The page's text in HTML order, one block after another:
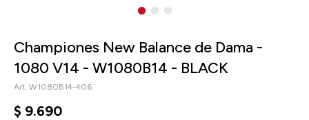
Championes New Balance de Dama -
1080 V14 - W1080B14 - BLACK
W1080B14-406
$ 9.690